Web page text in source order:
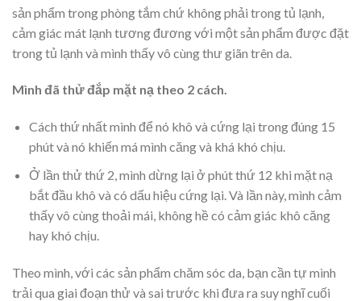
sản phẩm trong phòng tắm chứ không phải trong tủ lạnh,
cảm giác mát lạnh tương đương với một sản phẩm được đặt
trong tủ lạnh và mình thấy vô cùng thư giãn trên da.
Mình đã thử đắp mặt nạ theo 2 cách.
Cách thứ nhất mình để nó khô và cứng lại trong đúng 15
phút và nó khiến má mình căng và khá khó chịu.
Ở lần thử thứ 2, mình dừng lại ở phút thứ 12 khi mặt nạ
bắt đầu khô và có dấu hiệu cứng lại. Và lần này, mình cảm
thấy vô cùng thoải mái, không hề có cảm giác khô căng
hay khó chịu.
Theo mình, với các sản phẩm chăm sóc da, bạn cần tự mình
trải qua giai đoạn thử và sai trước khi đưa ra suy nghĩ cuối